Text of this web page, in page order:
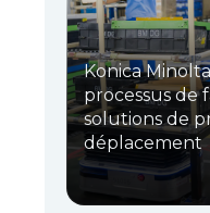
Konica
processus de
solutions de
déplacement